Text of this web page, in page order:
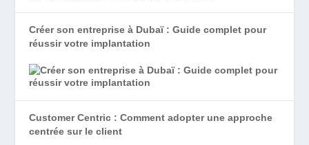
Créer son entreprise à Dubaï : Guide complet pour
réussir votre implantation
Customer Centric : Comment adopter une approche
centrée sur le client